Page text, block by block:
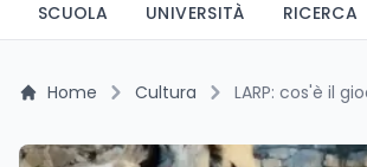
SCUOLA UNIVERSITÀ RICERCA
Home Cultura